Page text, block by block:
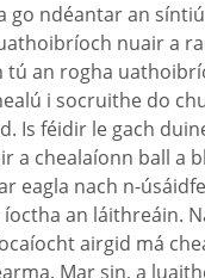
go ndéantar an
nuair a
tú an rogha
i socruithe do
Is féidir le gach
a chealaíonn ball a
eagla nach n-
an láithreáin.
airgid má
Mar sin, a